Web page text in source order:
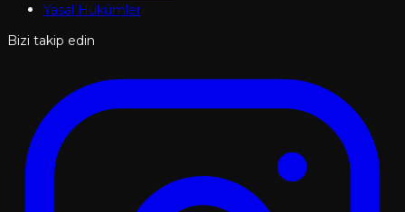
Yasal Hükümler
Bizi takip edin